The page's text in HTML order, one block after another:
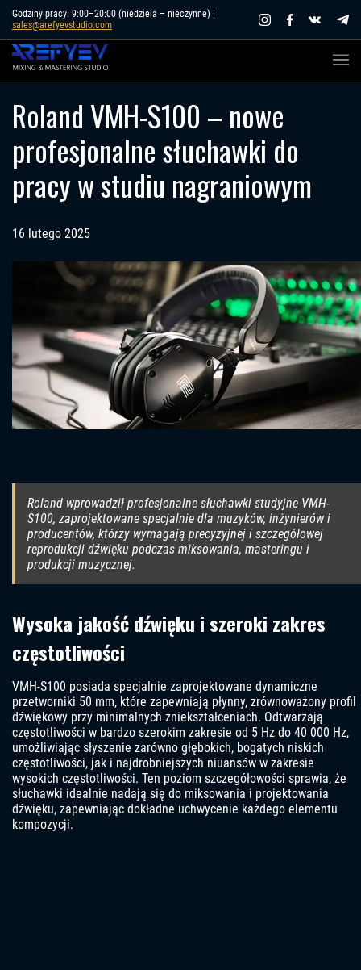
Skip
content
Godziny pracy: 9:00–20:00 (niedziela – nieczynne) |
sales@arefyevstudio.com
Roland VMH-S100 – nowe
profesjonalne słuchawki do
pracy w studiu nagraniowym
16 lutego 2025
Roland wprowadził profesjonalne słuchawki studyjne VMH-
S100, zaprojektowane specjalnie dla muzyków, inżynierów i
producentów, którzy wymagają precyzyjnej i szczegółowej
reprodukcji dźwięku podczas miksowania, masteringu i
produkcji muzycznej.
Wysoka jakość dźwięku i szeroki zakres
częstotliwości
VMH-S100 posiada specjalnie zaprojektowane dynamiczne
przetworniki 50 mm, które zapewniają płynny, zrównoważony profil
dźwiękowy przy minimalnych zniekształceniach. Odtwarzają
częstotliwości w bardzo szerokim zakresie od 5 Hz do 40 000 Hz,
umożliwiając słyszenie zarówno głębokich, bogatych niskich
częstotliwości, jak i najdrobniejszych niuansów w zakresie
wysokich częstotliwości. Ten poziom szczegółowości sprawia, że ​​
słuchawki idealnie nadają się do miksowania i projektowania
dźwięku, zapewniając dokładne uchwycenie każdego elementu
kompozycji.